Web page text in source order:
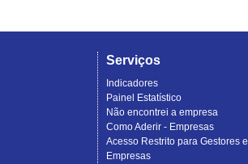
Serviços
Indicadores
Painel Estatístico
Não encontrei a empresa
Como Aderir - Empresas
Acesso Restrito para Gestores e
Empresas